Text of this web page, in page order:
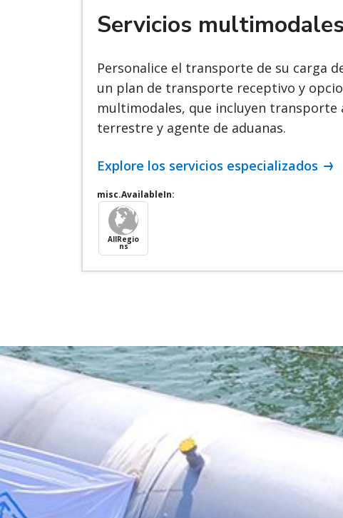
Servicios
Personalice el transporte de su carga
un plan de transporte receptivo y
multimodales, que incluyen transporte
terrestre y agente de aduanas.
Explore los servicios especializados
misc.AvailableIn:
AllRegio
ns